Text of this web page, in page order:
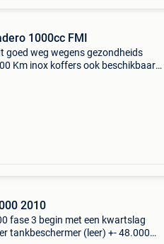
1000cc FMI
goed weg wegens gezondheids
Km inox koffers ook beschikbaar
2010
fase 3 begin met een kwartslag
tankbeschermer (leer) +- 48.000